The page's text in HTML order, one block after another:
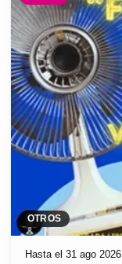
OTROS
Hasta el 31 ago 2026